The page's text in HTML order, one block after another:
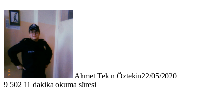
Ahmet Tekin Öztekin22/05/2020
9 502 11 dakika okuma süresi